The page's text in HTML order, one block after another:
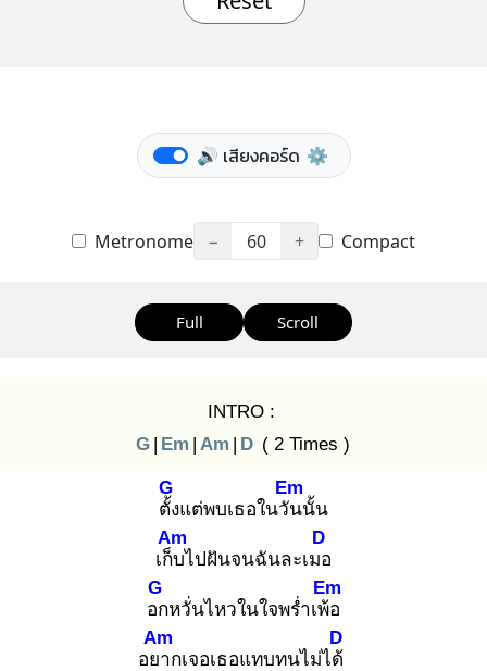
🔊 เสียงคอร์ด ⚙️
Metronome − 60 + Compact
Full Scroll
INTRO :
G | Em | Am | D ( 2 Times )
ตั้ง
G
แต่พบเธอในวัน
Em
นั้น
เก็บ
Am
ไปฝันจนฉันละเมอ
D
อก
G
หวั่นไหวในใจพร่ำเพ้อ
Em
อยา
Am
กเจอเธอแทบทนไม่ได้
D